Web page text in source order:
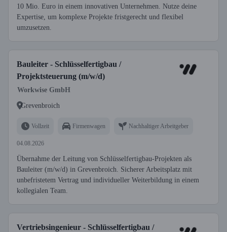
10 Mio. Euro in einem innovativen Unternehmen. Nutze deine
Expertise, um komplexe Projekte fristgerecht und flexibel
umzusetzen.
Bauleiter - Schlüsselfertigbau /
Projektsteuerung (m/w/d)
Workwise GmbH
Grevenbroich
Vollzeit Firmenwagen Nachhaltiger Arbeitgeber
04.08.2026
Übernahme der Leitung von Schlüsselfertigbau-Projekten als
Bauleiter (m/w/d) in Grevenbroich. Sicherer Arbeitsplatz mit
unbefristetem Vertrag und individueller Weiterbildung in einem
kollegialen Team.
Vertriebsingenieur - Schlüsselfertigbau /